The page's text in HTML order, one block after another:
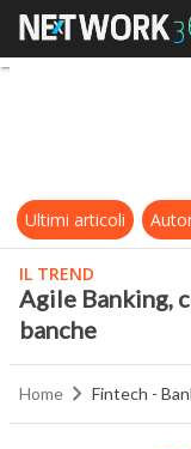
Ultimi articoli
IL TREND
Agile Banking,
banche
Home Fintech -